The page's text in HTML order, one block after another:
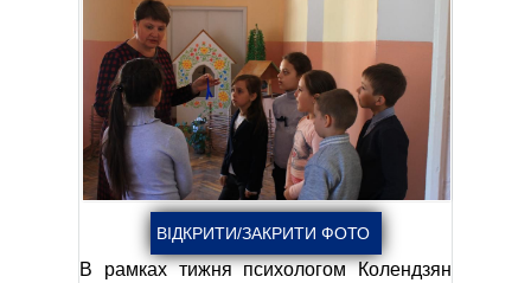
В рамках тижня психологом Колендзян